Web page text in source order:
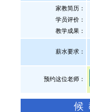
家教简历：
学员评价：
教学成果：
薪水要求：
预约这位老师：